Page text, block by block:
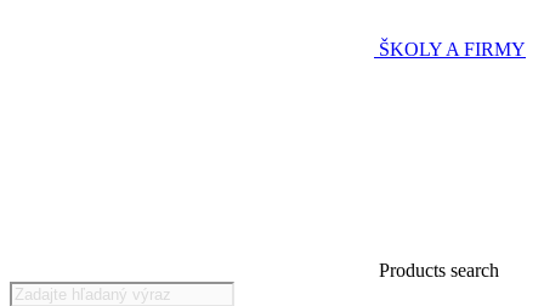
ŠKOLY A FIRMY
Products search